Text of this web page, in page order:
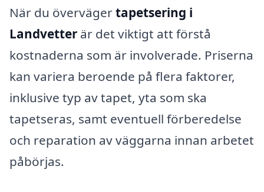
När du övervägertapetsering i
Landvetter är det viktigt att förstå
kostnaderna som är involverade. Priserna
kan variera beroende på flera faktorer,
inklusive typ av tapet, yta som ska
tapetseras, samt eventuell förberedelse
och reparation av väggarna innan arbetet
påbörjas.